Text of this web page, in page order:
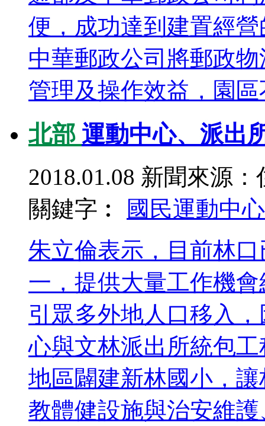
便，成功達到建置經
中華郵政公司將郵政
管理及操作效益，園
北部 運動中心、派出
2018.01.08 新聞來源：
關鍵字︰
國民運動中心
朱立倫表示，目前林
一，提供大量工作機
引眾多外地人口移入
心與文林派出所統包
地區闢建新林國小，
教體健設施與治安維